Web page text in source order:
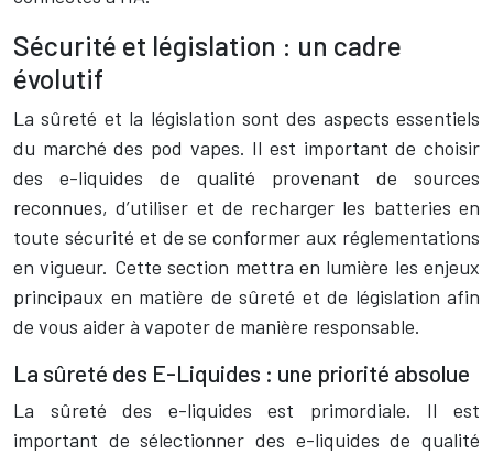
Sécurité et législation : un cadre
évolutif
La sûreté et la législation sont des aspects essentiels
du marché des pod vapes. Il est important de choisir
des e-liquides de qualité provenant de sources
reconnues, d’utiliser et de recharger les batteries en
toute sécurité et de se conformer aux réglementations
en vigueur. Cette section mettra en lumière les enjeux
principaux en matière de sûreté et de législation afin
de vous aider à vapoter de manière responsable.
La sûreté des E-Liquides : une priorité absolue
La sûreté des e-liquides est primordiale. Il est
important de sélectionner des e-liquides de qualité